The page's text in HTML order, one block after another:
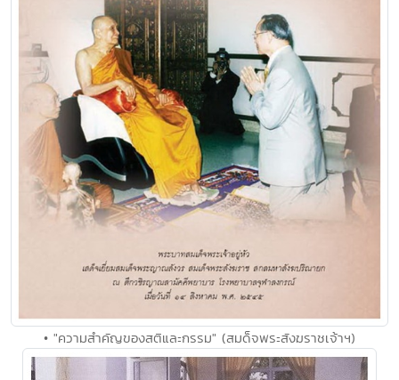
• "ความสำคัญของสติและกรรม" (สมด็จพระสังฆราชเจ้าฯ)